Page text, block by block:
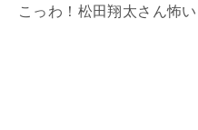
こっわ！松田翔太さん怖い